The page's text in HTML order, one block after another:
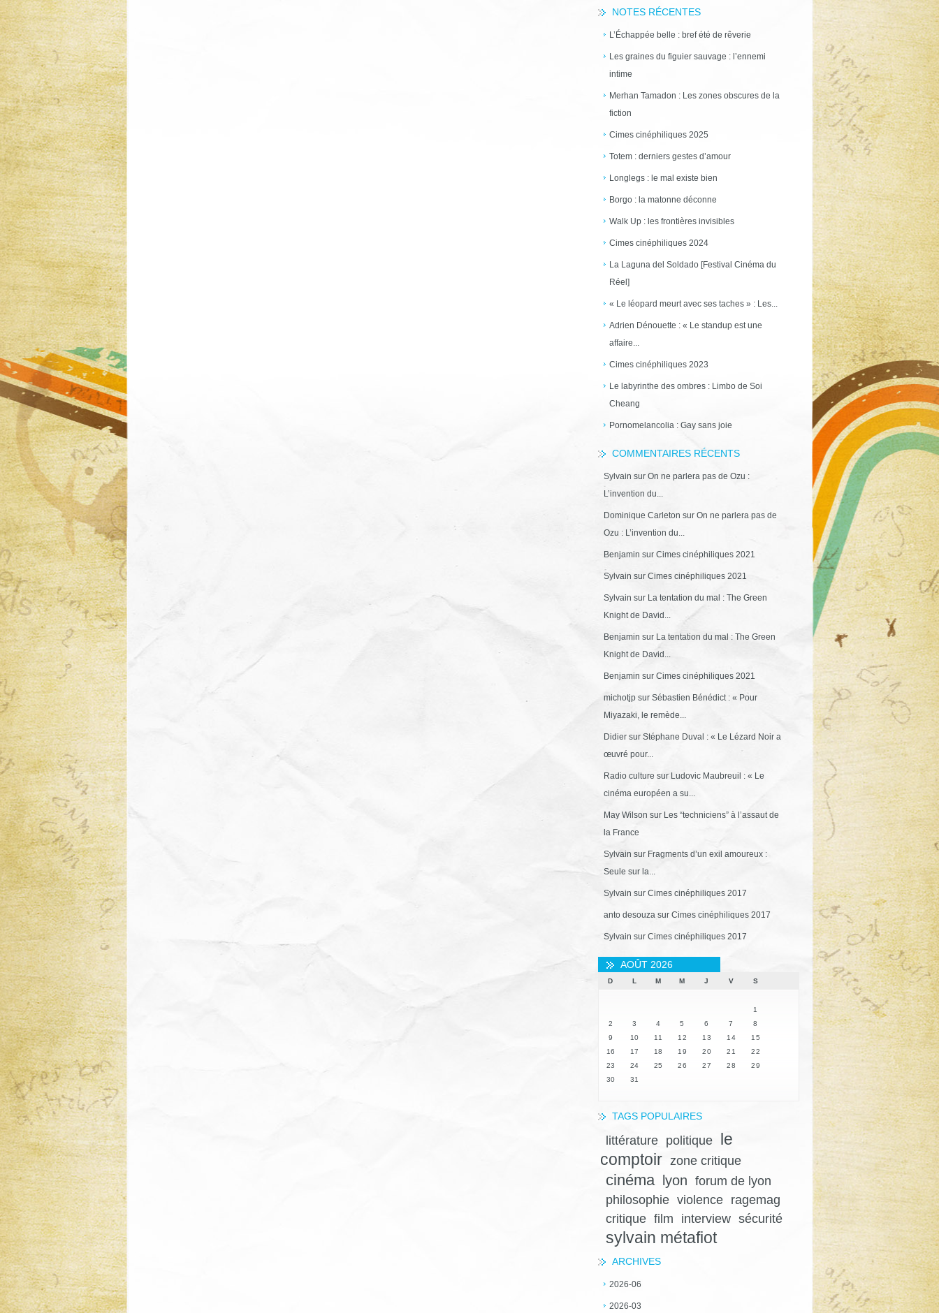
NOTES RÉCENTES
L’Échappée belle : bref été de rêverie
Les graines du figuier sauvage : l’ennemi
intime
Merhan Tamadon : Les zones obscures de la
fiction
Cimes cinéphiliques 2025
Totem : derniers gestes d’amour
Longlegs : le mal existe bien
Borgo : la matonne déconne
Walk Up : les frontières invisibles
Cimes cinéphiliques 2024
La Laguna del Soldado [Festival Cinéma du
Réel]
« Le léopard meurt avec ses taches » : Les...
Adrien Dénouette : « Le standup est une
affaire...
Cimes cinéphiliques 2023
Le labyrinthe des ombres : Limbo de Soi
Cheang
Pornomelancolia : Gay sans joie
COMMENTAIRES RÉCENTS
Sylvain sur On ne parlera pas de Ozu :
L’invention du...
Dominique Carleton sur On ne parlera pas de
Ozu : L’invention du...
Benjamin sur Cimes cinéphiliques 2021
Sylvain sur Cimes cinéphiliques 2021
Sylvain sur La tentation du mal : The Green
Knight de David...
Benjamin sur La tentation du mal : The Green
Knight de David...
Benjamin sur Cimes cinéphiliques 2021
michotjpsur Sébastien Bénédict : « Pour
Miyazaki, le remède...
Didiersur Stéphane Duval : « Le Lézard Noir a
œuvré pour...
Radio culture sur Ludovic Maubreuil : « Le
cinéma européen a su...
May Wilson sur Les “techniciens” à l’assaut de
la France
Sylvain sur Fragments d’un exil amoureux :
Seule sur la...
Sylvain sur Cimes cinéphiliques 2017
anto desouzasur Cimes cinéphiliques 2017
Sylvain sur Cimes cinéphiliques 2017
AOÛT 2026
D L M M J V S
1
2
3 4 5 6 7
8
9
10 11 12 13 14
15
16
17 18 19 20 21
22
23
24 25 26 27 28
29
30
31
TAGS POPULAIRES
littérature politique
le
comptoir zone critique
cinéma lyon forum de lyon
philosophie violence
ragemag
critique film interview sécurité
sylvain métafiot
ARCHIVES
2026-06
2026-03